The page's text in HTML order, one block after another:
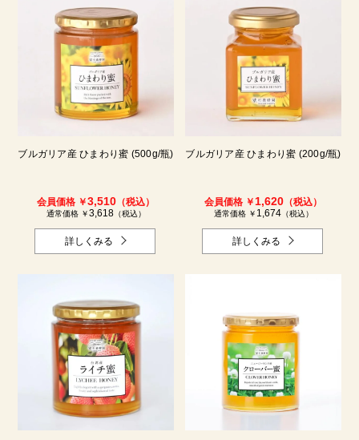
ブルガリア産 ひまわり蜜 (500g/瓶)
会員価格 ￥3,510 （税込）
通常価格 ￥3,618（税込）
詳しくみる
ブルガリア産 ひまわり蜜 (200g/瓶)
会員価格 ￥ 1,620 （税込）
通常価格 ￥ 1,674（税込）
詳しくみる